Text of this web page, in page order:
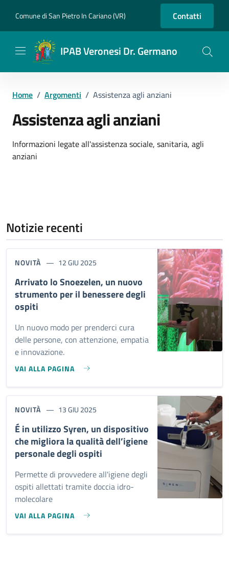
Comune di San Pietro In Cariano (VR) Contatti
IPAB Veronesi Dr. Germano
Home / Argomenti / Assistenza agli anziani
Assistenza agli anziani
Dettagli dell'argomento
Informazioni legate all'assistenza sociale, sanitaria, agli
anziani
Notizie recenti
NOVITÀ 12 GIU 2025
Arrivato lo Snoezelen, un nuovo
strumento per il benessere degli
ospiti
Un nuovo modo per prenderci cura
delle persone, con attenzione, empatia
e innovazione.
VAI ALLA PAGINA
NOVITÀ 13 GIU 2025
É in utilizzo Syren, un dispositivo
che migliora la qualità dell’igiene
personale degli ospiti
Permette di provvedere all'igiene degli
ospiti allettati tramite doccia idro-
molecolare
VAI ALLA PAGINA